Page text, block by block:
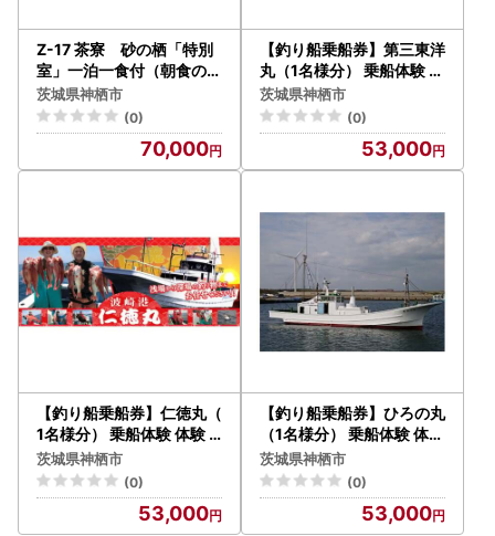
Z-17 茶寮 砂の栖「特別
室」一泊一食付（朝食のみ
）ペア 宿泊券 旅行 チケッ
ト
茨城県神栖市
(0)
70,000
【釣り船乗船券】第三東洋
丸（1名様分） 乗船体験 体
験 チケット
茨城県神栖市
(0)
53,000
【釣り船乗船券】仁徳丸（
1名様分） 乗船体験 体験
チケット
茨城県神栖市
(0)
53,000
【釣り船乗船券】ひろの丸
（1名様分） 乗船体験 体験
チケット
茨城県神栖市
(0)
53,000